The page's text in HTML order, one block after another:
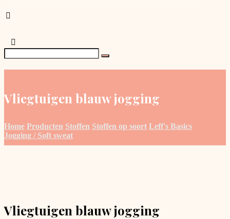
Vliegtuigen blauw jogging
Home Producten Stoffen Stoffen op soort Leff's Basics
Jogging / Soft sweat
Vliegtuigen blauw jogging